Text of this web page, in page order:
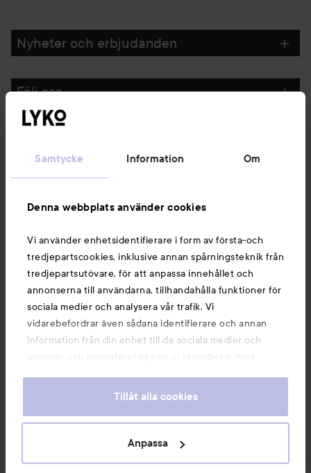
Samtycke Information Om
Denna webbplats använder cookies
Vi använder enhetsidentifierare i form av första-och
tredjepartscookies, inklusive annan spårningsteknik från
tredjepartsutövare, för att anpassa innehållet och
annonserna till användarna, tillhandahålla funktioner för
sociala medier och analysera vår trafik. Vi
vidarebefordrar även sådana identifierare och annan
information från din enhet till de sociala medier och
annons- och analysföretag som vi samarbetar med.
information som du har tillhandahållit eller som de har
våra cookies vid fortsatt användande av vår webbplats.
För information om hur du kan ändra inställningarna för
Tillåt alla cookies
Anpassa
Nyheter och erbjudanden
Följ oss
Du kanske också gillar